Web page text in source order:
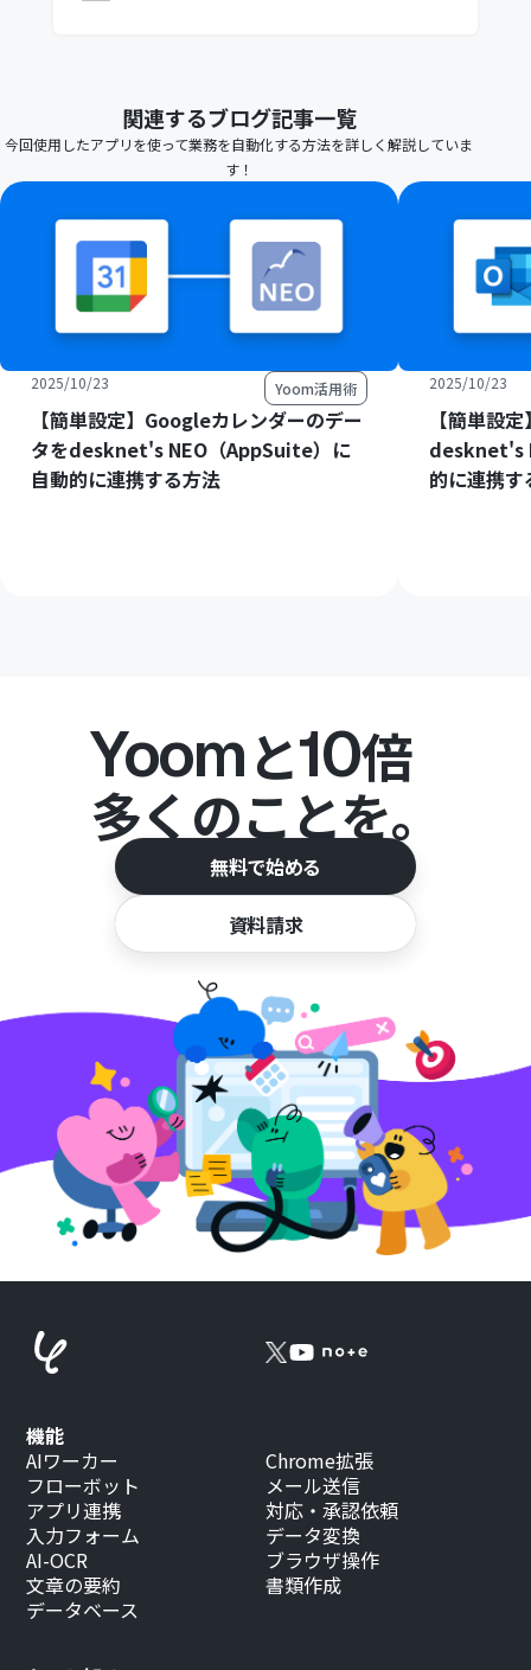
関連するブログ記事一覧
今回使用したアプリを使って業務を自動化する方法を詳しく解説していま
す！
2025/10/23 Yoom活用術
【簡単設定】Googleカレンダーのデー
タをdesknet's NEO（AppSuite）に
自動的に連携する方法
2025/10/23
【簡単設
desknet's
的に連携す
Yoomと10倍
多くのことを。
無料で始める
資料請求
機能
AIワーカー
フローボット
アプリ連携
入力フォーム
AI-OCR
文章の要約
データベース
Chrome拡張
メール送信
対応・承認依頼
データ変換
ブラウザ操作
書類作成